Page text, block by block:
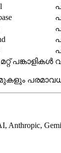
മറ്റ് പങ്കാളികൾ
പരമാവധി
Anthropic,